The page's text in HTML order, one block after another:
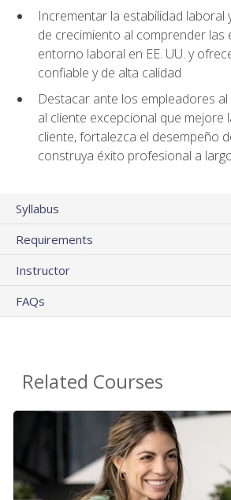
Incrementar la estabilidad laboral
de crecimiento al comprender las
entorno laboral en EE. UU. y
confiable y de alta calidad
Destacar ante los empleadores
al cliente excepcional que mejore
cliente, fortalezca el desempeño
construya éxito profesional a
Syllabus
Requirements
Instructor
FAQs
Related Courses